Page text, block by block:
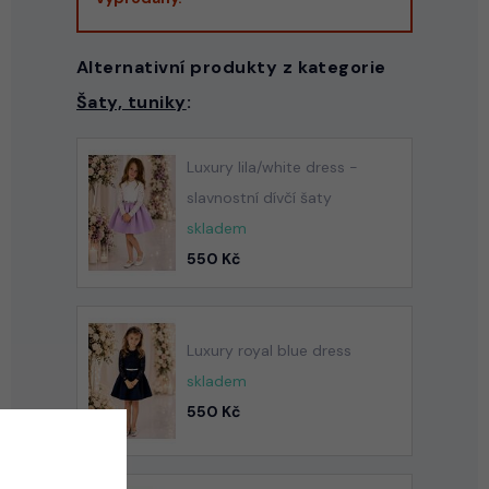
Alternativní produkty z kategorie
Šaty, tuniky:
Luxury lila/white dress -
slavnostní dívčí šaty
skladem
550 Kč
Luxury royal blue dress
skladem
550 Kč